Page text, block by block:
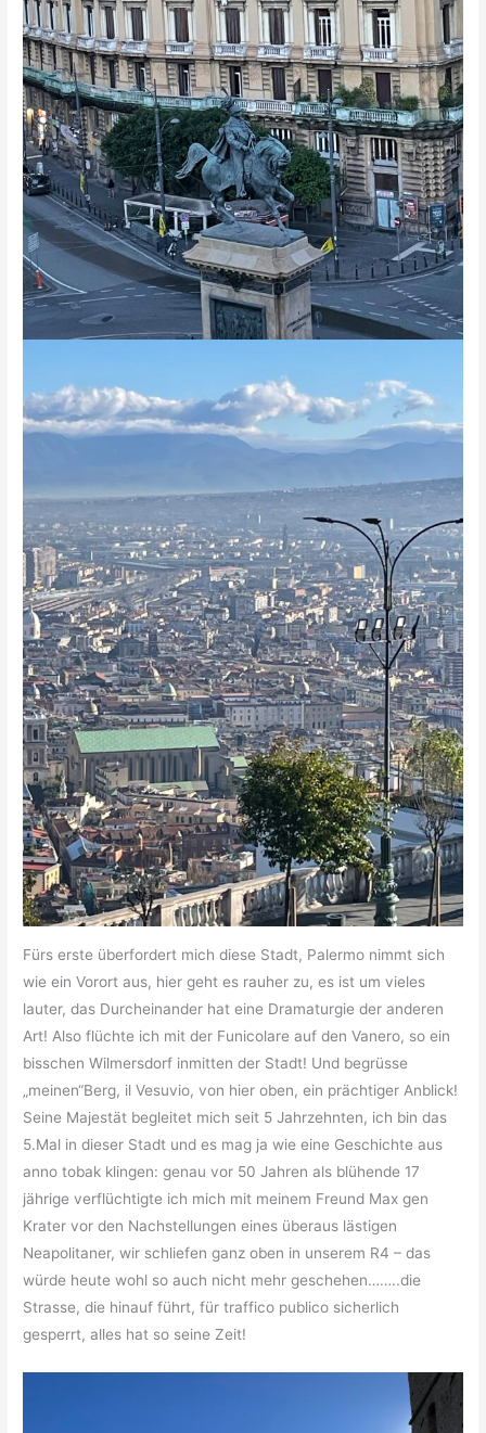
Fürs erste überfordert mich diese Stadt, Palermo nimmt sich
wie ein Vorort aus, hier geht es rauher zu, es ist um vieles
lauter, das Durcheinander hat eine Dramaturgie der anderen
Art! Also flüchte ich mit der Funicolare auf den Vanero, so ein
bisschen Wilmersdorf inmitten der Stadt! Und begrüsse
„meinen“Berg, il Vesuvio, von hier oben, ein prächtiger Anblick!
Seine Majestät begleitet mich seit 5 Jahrzehnten, ich bin das
5.Mal in dieser Stadt und es mag ja wie eine Geschichte aus
anno tobak klingen: genau vor 50 Jahren als blühende 17
jährige verflüchtigte ich mich mit meinem Freund Max gen
Krater vor den Nachstellungen eines überaus lästigen
Neapolitaner, wir schliefen ganz oben in unserem R4 – das
würde heute wohl so auch nicht mehr geschehen……..die
Strasse, die hinauf führt, für traffico publico sicherlich
gesperrt, alles hat so seine Zeit!